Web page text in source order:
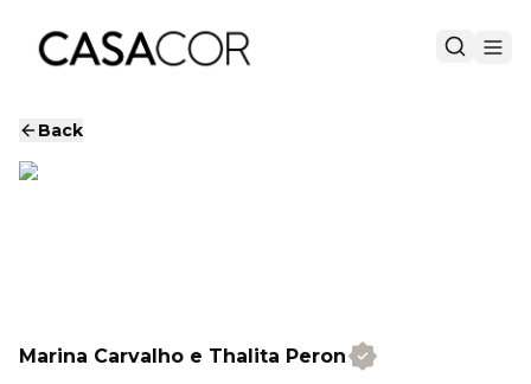
Back
Marina Carvalho e Thalita Peron